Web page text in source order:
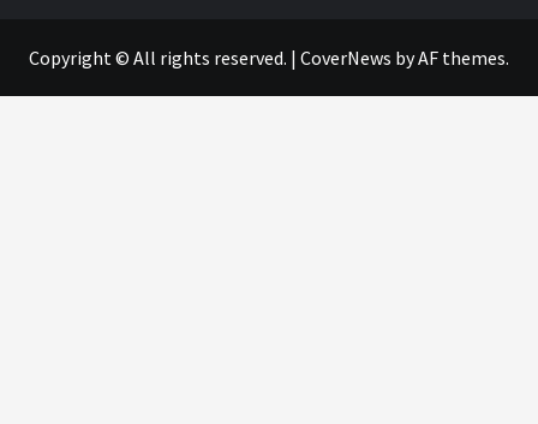
Copyright © All rights reserved. | CoverNews by AF themes.